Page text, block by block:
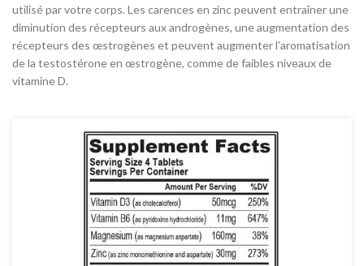
utilisé par votre corps. Les carences en zinc peuvent entraîner une
diminution des récepteurs aux androgènes, une augmentation des
récepteurs des œstrogènes et peuvent augmenter l’aromatisation
de la testostérone en œstrogène, comme de faibles niveaux de
vitamine D.